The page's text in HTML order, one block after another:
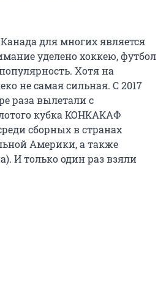
для многих является
уделено хоккею, футбол
Хотя на
не самая сильная. С 2017
раза вылетали с
кубка КОНКАКАФ
сборных в странах
Америки, а также
И только один раз взяли